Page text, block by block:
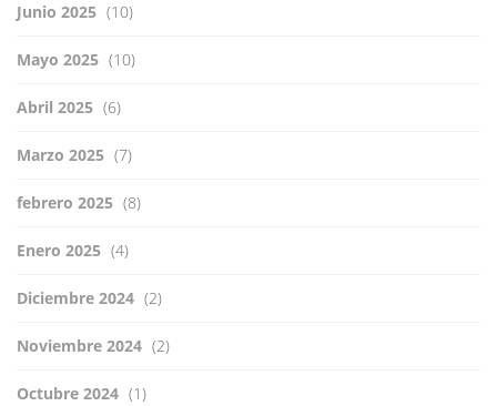
Junio 2025 (10)
Mayo 2025 (10)
Abril 2025 (6)
Marzo 2025 (7)
febrero 2025 (8)
Enero 2025 (4)
Diciembre 2024 (2)
Noviembre 2024 (2)
Octubre 2024 (1)